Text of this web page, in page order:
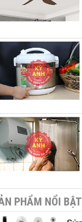
PHẨM NỔI BẬT